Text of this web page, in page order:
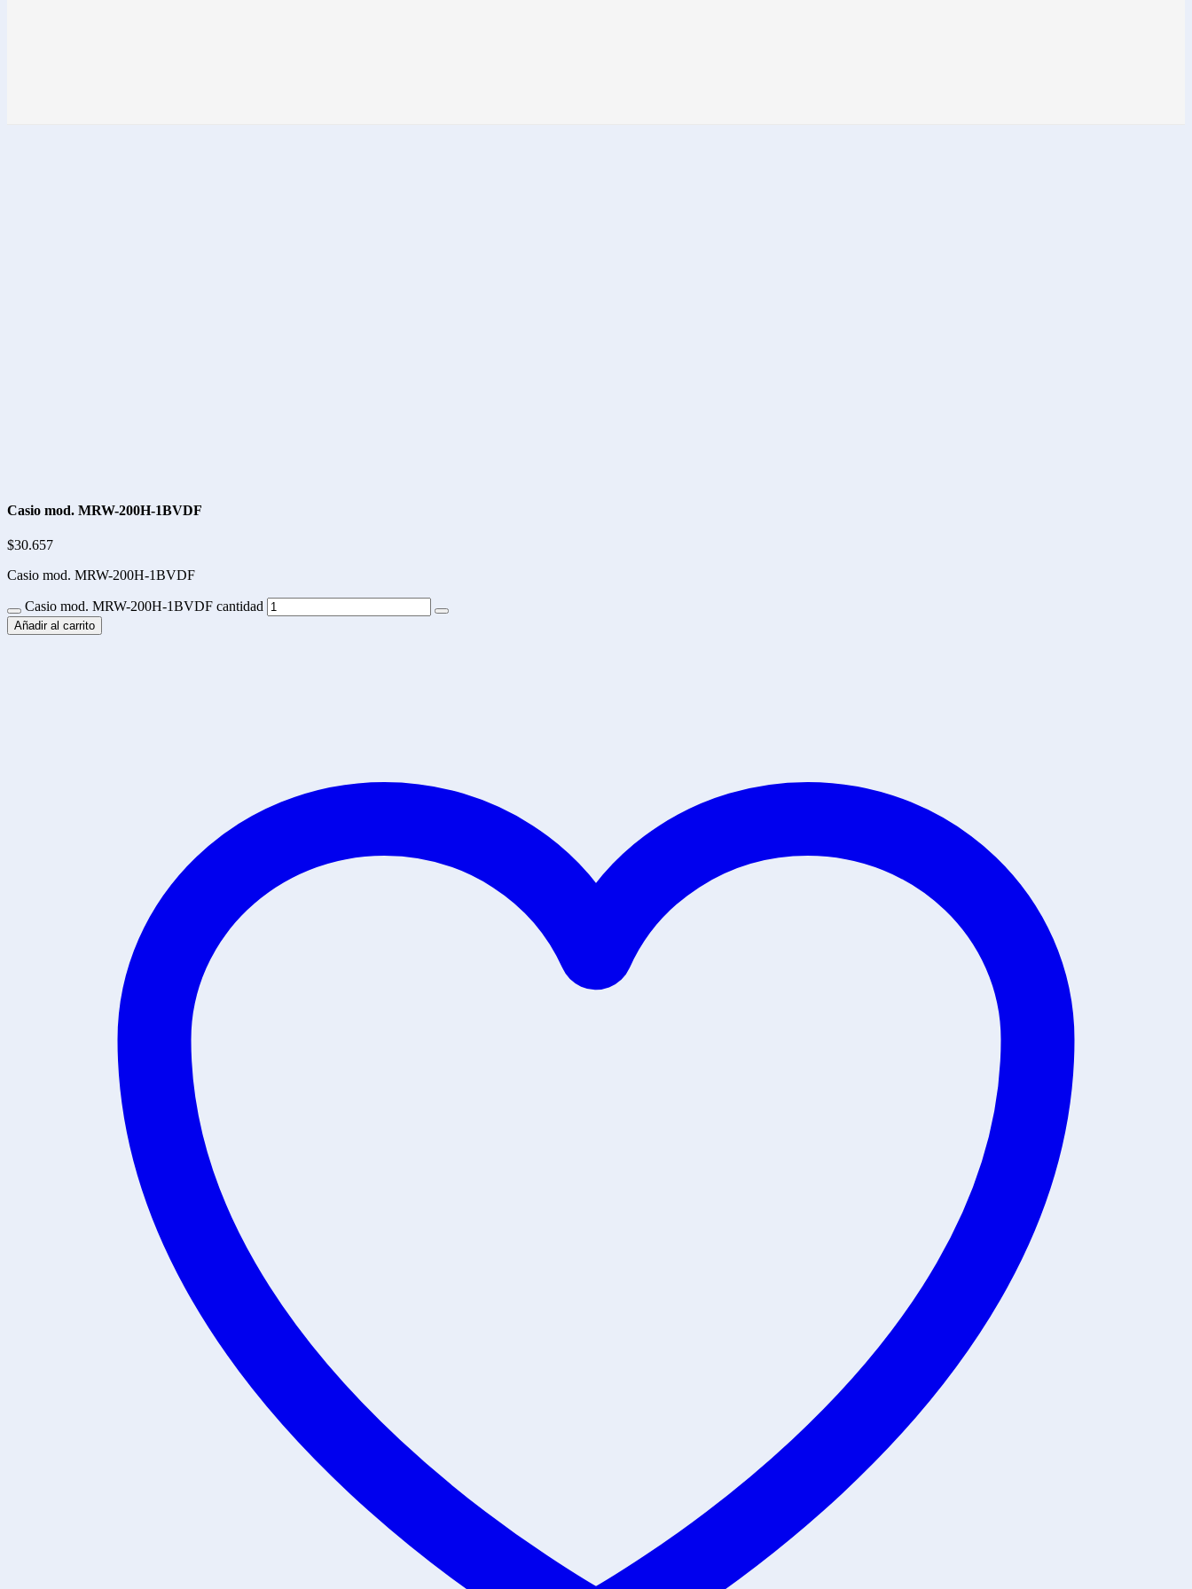
Casio mod. MRW-200H-1BVDF
$30.657
Casio mod. MRW-200H-1BVDF
Casio mod. MRW-200H-1BVDF cantidad
Añadir al carrito